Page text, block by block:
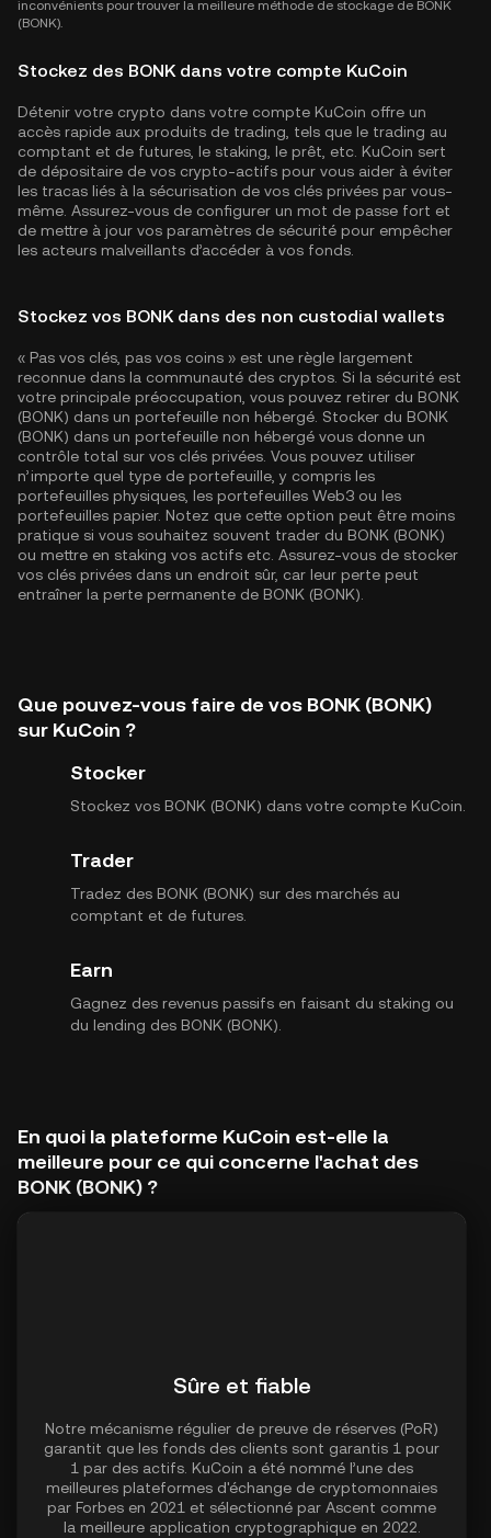
inconvénients pour trouver la meilleure méthode de stockage de BONK
(BONK).
Stockez des BONK dans votre compte KuCoin
Détenir votre crypto dans votre compte KuCoin offre un
accès rapide aux produits de trading, tels que le trading au
comptant et de futures, le staking, le prêt, etc. KuCoin sert
de dépositaire de vos crypto-actifs pour vous aider à éviter
les tracas liés à la sécurisation de vos clés privées par vous-
même. Assurez-vous de configurer un mot de passe fort et
de mettre à jour vos paramètres de sécurité pour empêcher
les acteurs malveillants d’accéder à vos fonds.
Stockez vos BONK dans des non custodial wallets
« Pas vos clés, pas vos coins » est une règle largement
reconnue dans la communauté des cryptos. Si la sécurité est
votre principale préoccupation, vous pouvez retirer du BONK
(BONK) dans un portefeuille non hébergé. Stocker du BONK
(BONK) dans un portefeuille non hébergé vous donne un
contrôle total sur vos clés privées. Vous pouvez utiliser
n’importe quel type de portefeuille, y compris les
portefeuilles physiques, les portefeuilles Web3 ou les
portefeuilles papier. Notez que cette option peut être moins
pratique si vous souhaitez souvent trader du BONK (BONK)
ou mettre en staking vos actifs etc. Assurez-vous de stocker
vos clés privées dans un endroit sûr, car leur perte peut
entraîner la perte permanente de BONK (BONK).
Que pouvez-vous faire de vos BONK (BONK)
sur KuCoin ?
Stocker
Stockez vos BONK (BONK) dans votre compte KuCoin.
Trader
Tradez des BONK (BONK) sur des marchés au
comptant et de futures.
Earn
Gagnez des revenus passifs en faisant du staking ou
du lending des BONK (BONK).
En quoi la plateforme KuCoin est-elle la
meilleure pour ce qui concerne l'achat des
BONK (BONK) ?
Sûre et fiable
Notre mécanisme régulier de preuve de réserves (PoR)
garantit que les fonds des clients sont garantis 1 pour
1 par des actifs. KuCoin a été nommé l’une des
meilleures plateformes d'échange de cryptomonnaies
par Forbes en 2021 et sélectionné par Ascent comme
la meilleure application cryptographique en 2022.